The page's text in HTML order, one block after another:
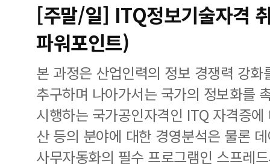
[주말/일] ITQ정보기술자격
파워포인트)
본 과정은 산업인력의 정보 경쟁력 강
추구하며 나아가서는 국가의 정보화를
시행하는 국가공인자격인 ITQ 자격증
산 등의 분야에 대한 경영분석은 물론
사무자동화의 필수 프로그램인 스프레